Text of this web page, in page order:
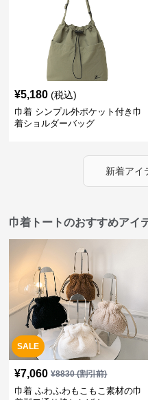
¥5,180 (税込)
巾着 シンプル外ポケット付き巾
着ショルダーバッグ
新着アイ
巾着トートのおすすめアイ
SALE
¥7,060 ¥8830(割引前)
巾着 ふわふわもこもこ素材の巾